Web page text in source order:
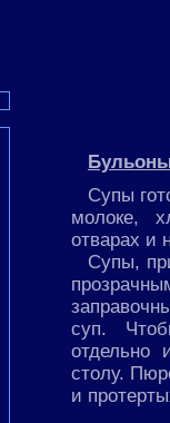
Супы
молоке,
отварах и
Супы,
суп.
отдельно
столу.
и